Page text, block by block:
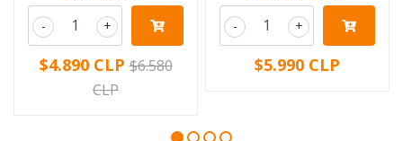
+
-
$4.890 CLP $6.580
CLP
+
-
$5.990 CLP